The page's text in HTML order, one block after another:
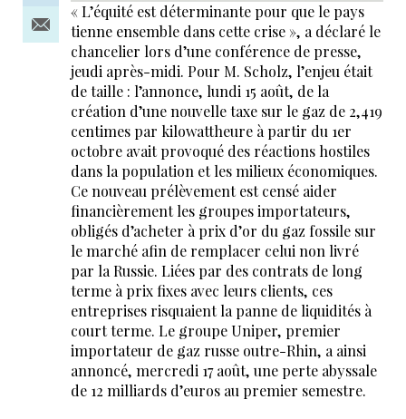
« L’équité est déterminante pour que le pays
tienne ensemble dans cette crise », a déclaré le
chancelier lors d’une conférence de presse,
jeudi après-midi. Pour M. Scholz, l’enjeu était
de taille : l’annonce, lundi 15 août, de la
création d’une nouvelle taxe sur le gaz de 2,419
centimes par kilowattheure à partir du 1er
octobre avait provoqué des réactions hostiles
dans la population et les milieux économiques.
Ce nouveau prélèvement est censé aider
financièrement les groupes importateurs,
obligés d’acheter à prix d’or du gaz fossile sur
le marché afin de remplacer celui non livré
par la Russie. Liées par des contrats de long
terme à prix fixes avec leurs clients, ces
entreprises risquaient la panne de liquidités à
court terme. Le groupe Uniper, premier
importateur de gaz russe outre-Rhin, a ainsi
annoncé, mercredi 17 août, une perte abyssale
de 12 milliards d’euros au premier semestre.